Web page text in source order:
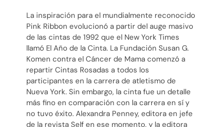
La inspiración para el mundialmente reconocido
Pink Ribbon evolucionó a partir del auge masivo
de las cintas de 1992 que el New York Times
llamó El Año de la Cinta. La Fundación Susan G.
Komen contra el Cáncer de Mama comenzó a
repartir Cintas Rosadas a todos los
participantes en la carrera de atletismo de
Nueva York. Sin embargo, la cinta fue un detalle
más fino en comparación con la carrera en sí y
no tuvo éxito. Alexandra Penney, editora en jefe
de la revista Self en ese momento, y la editora